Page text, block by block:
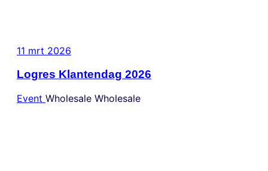
11 mrt 2026
Logres Klantendag 2026
Event Wholesale Wholesale